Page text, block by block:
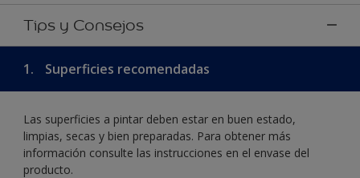
Tips y Consejos
1. Superficies recomendadas
Las superficies a pintar deben estar en buen estado,
limpias, secas y bien preparadas. Para obtener más
información consulte las instrucciones en el envase del
producto.